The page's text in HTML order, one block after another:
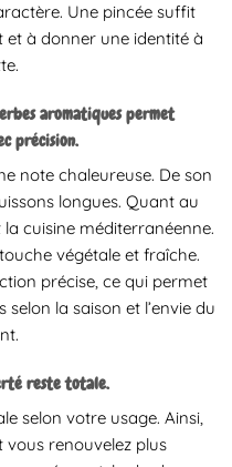
Une pincée suffit
à donner une identité à
aromatiques permet
précision.
note chaleureuse. De son
longues. Quant au
cuisine méditerranéenne.
végétale et fraîche.
précise, ce qui permet
la saison et l’envie du
reste totale.
selon votre usage. Ainsi,
vous renouvelez plus